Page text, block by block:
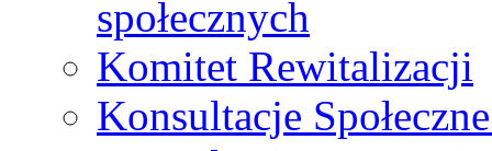
społecznych
Komitet Rewitalizacji
Konsultacje